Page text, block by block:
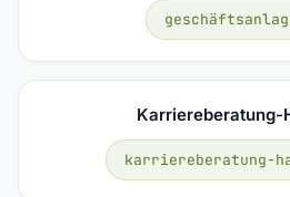
Karriereberatung-
karriereberatung-